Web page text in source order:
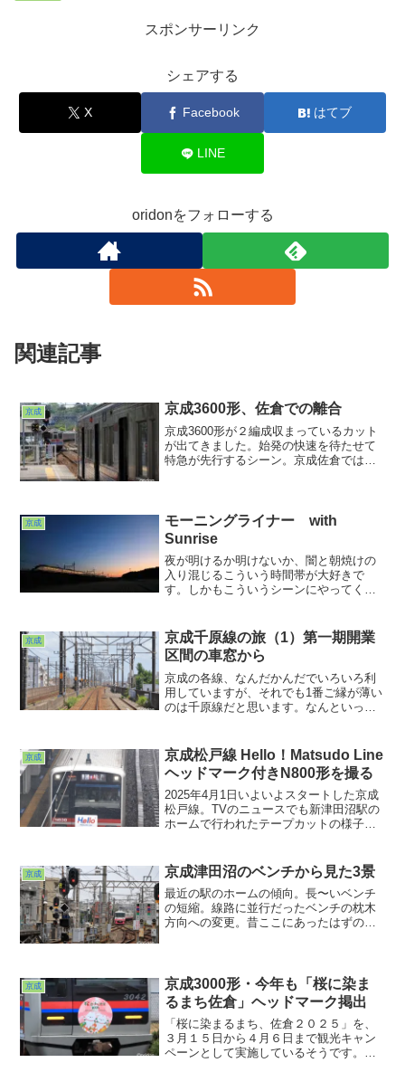
スポンサーリンク
シェアする
X Facebook はてブ
LINE
oridonをフォローする
関連記事
京成 京成3600形、佐倉での離合
京成3600形が２編成収まっているカット
が出てきました。始発の快速を待たせて
特急が先行するシーン。京成佐倉では日
良かった。
京成
モーニングライナー with
Sunrise
夜が明けるか明けないか、闇と朝焼けの
入り混じるこういう時間帯が大好きで
す。しかもこういうシーンにやってくる
京成
京成千原線の旅（1）第一期開業
区間の車窓から
京成の各線、なんだかんだでいろいろ利
用していますが、それでも1番ご縁が薄い
のは千原線だと思います。なんといって
繁に使うことになっていたかもしれませ
んが・・・。2029年まではまだ可能性あ
り？
京成
京成松戸線 Hello！Matsudo Line
ヘッドマーク付きN800形を撮る
2025年4月1日いよいよスタートした京成
松戸線。TVのニュースでも新津田沼駅の
ホームで行われたテープカットの様子が
中、Hello！Matsudo Line祝！京成電鉄松
戸線運行開始のヘッドマークを撮ってき
ました。
京成 京成津田沼のベンチから見た3景
最近の駅のホームの傾向。長〜いベンチ
の短縮。線路に並行だったベンチの枕木
方向への変更。昔ここにあったはずのベ
の設置も進んだりしてただでさえ狭いホ
ームが狭まるばかり。
京成
京成3000形・今年も「桜に染ま
るまち佐倉」ヘッドマーク掲出
「桜に染まるまち、佐倉２０２５」を、
３月１５日から４月６日まで観光キャン
ペーンとして実施しているそうです。そ